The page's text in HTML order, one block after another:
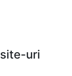
uri